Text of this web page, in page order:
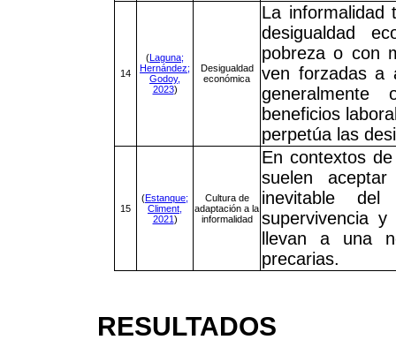
14
(Laguna;
Hernández;
Godoy,
2023)
Desigualdad
económica
La informalidad
desigualdad
pobreza o con
ven forzadas a
generalmente
beneficios
perpetúa las
15
(Estanque;
Climent,
2021)
Cultura de
adaptación a la
informalidad
En contextos
suelen
inevitable
supervivencia
llevan a una
precarias.
RESULTADOS